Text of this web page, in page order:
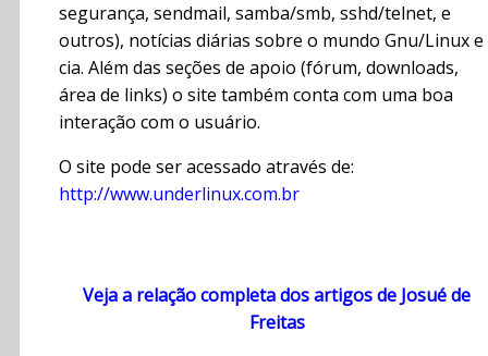
segurança, sendmail, samba/smb, sshd/telnet, e
outros), notícias diárias sobre o mundo Gnu/Linux e
cia. Além das seções de apoio (fórum, downloads,
área de links) o site também conta com uma boa
interação com o usuário.
O site pode ser acessado através de:
http://www.underlinux.com.br
Veja a relação completa dos artigos de Josué de
Freitas